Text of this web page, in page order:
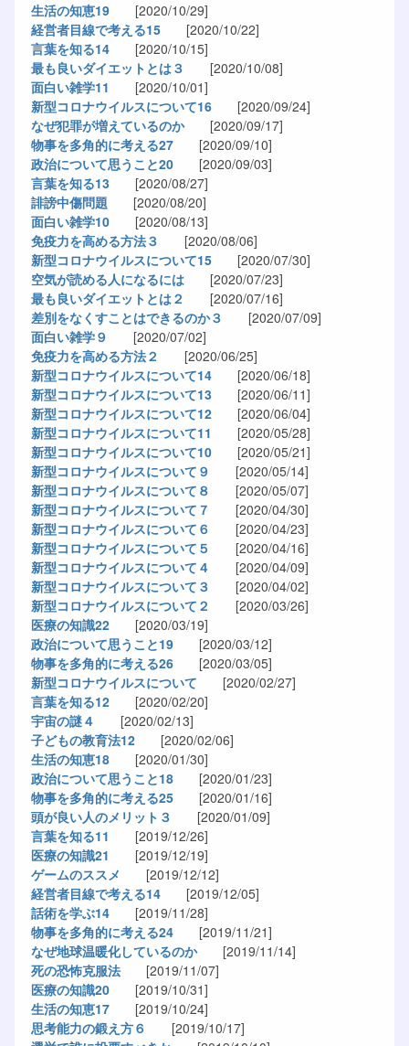
生活の知恵19[2020/10/29]
経営者目線で考える15[2020/10/22]
言葉を知る14[2020/10/15]
最も良いダイエットとは３ [2020/10/08]
面白い雑学11 [2020/10/01]
新型コロナウイルスについて16[2020/09/24]
なぜ犯罪が増えているのか[2020/09/17]
物事を多角的に考える27[2020/09/10]
政治について思うこと20[2020/09/03]
言葉を知る13[2020/08/27]
誹謗中傷問題 [2020/08/20]
面白い雑学10[2020/08/13]
免疫力を高める方法３ [2020/08/06]
新型コロナウイルスについて15[2020/07/30]
空気が読める人になるには[2020/07/23]
最も良いダイエットとは２
[2020/07/16]
差別をなくすことはできるのか３ [2020/07/09]
面白い雑学９
[2020/07/02]
免疫力を高める方法２
[2020/06/25]
新型コロナウイルスについて14[2020/06/18]
新型コロナウイルスについて13[2020/06/11]
新型コロナウイルスについて12[2020/06/04]
新型コロナウイルスについて11 [2020/05/28]
新型コロナウイルスについて10[2020/05/21]
新型コロナウイルスについて９
[2020/05/14]
新型コロナウイルスについて８ [2020/05/07]
新型コロナウイルスについて７
[2020/04/30]
新型コロナウイルスについて６
[2020/04/23]
新型コロナウイルスについて５
[2020/04/16]
新型コロナウイルスについて４ [2020/04/09]
新型コロナウイルスについて３ [2020/04/02]
新型コロナウイルスについて２
[2020/03/26]
医療の知識22[2020/03/19]
政治について思うこと19[2020/03/12]
物事を多角的に考える26[2020/03/05]
新型コロナウイルスについて [2020/02/27]
言葉を知る12[2020/02/20]
宇宙の謎４ [2020/02/13]
子どもの教育法12[2020/02/06]
生活の知恵18[2020/01/30]
政治について思うこと18[2020/01/23]
物事を多角的に考える25[2020/01/16]
頭が良い人のメリット３ [2020/01/09]
言葉を知る11 [2019/12/26]
医療の知識21 [2019/12/19]
ゲームのススメ [2019/12/12]
経営者目線で考える14[2019/12/05]
話術を学ぶ14[2019/11/28]
物事を多角的に考える24[2019/11/21]
なぜ地球温暖化しているのか[2019/11/14]
死の恐怖克服法[2019/11/07]
医療の知識20[2019/10/31]
生活の知恵17[2019/10/24]
思考能力の鍛え方６
[2019/10/17]